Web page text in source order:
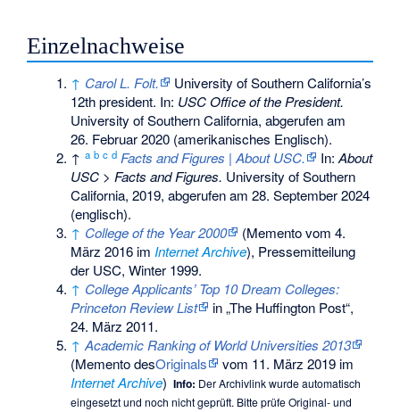
Einzelnachweise
↑ Carol L. Folt.
University of Southern California’s
12th president. In: USC Office of the President.
University of Southern California, abgerufen am
26. Februar 2020 (amerikanisches Englisch).
↑a b c d Facts and Figures | About USC. In:About
USC > Facts and Figures. University of Southern
California, 2019, abgerufen am 28. September 2024
(englisch).
↑ College of the Year 2000 (Mementovom 4.
März 2016 imInternet Archive), Pressemitteilung
der USC, Winter 1999.
↑ College Applicants’ Top 10 Dream Colleges:
Princeton Review List
in „The Huffington Post“,
24. März 2011.
↑ Academic Ranking of World Universities 2013
(MementodesOriginals
vom 11. März 2019 im
Internet Archive) Info: Der Archivlink wurde automatisch
eingesetzt und noch nicht geprüft. Bitte prüfe Original- und